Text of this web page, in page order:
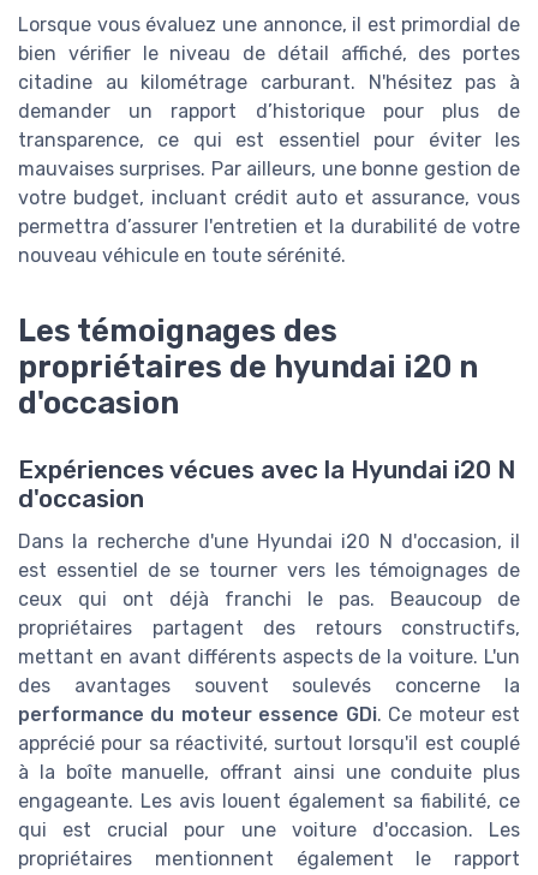
Lorsque vous évaluez une annonce, il est primordial de
bien vérifier le niveau de détail affiché, des portes
citadine au kilométrage carburant. N'hésitez pas à
demander un rapport d’historique pour plus de
transparence, ce qui est essentiel pour éviter les
mauvaises surprises. Par ailleurs, une bonne gestion de
votre budget, incluant crédit auto et assurance, vous
permettra d’assurer l'entretien et la durabilité de votre
nouveau véhicule en toute sérénité.
Les témoignages des
propriétaires de hyundai i20 n
d'occasion
Expériences vécues avec la Hyundai i20 N
d'occasion
Dans la recherche d'une Hyundai i20 N d'occasion, il
est essentiel de se tourner vers les témoignages de
ceux qui ont déjà franchi le pas. Beaucoup de
propriétaires partagent des retours constructifs,
mettant en avant différents aspects de la voiture. L'un
des avantages souvent soulevés concerne la
performance du moteur essence GDi. Ce moteur est
apprécié pour sa réactivité, surtout lorsqu'il est couplé
à la boîte manuelle, offrant ainsi une conduite plus
engageante. Les avis louent également sa fiabilité, ce
qui est crucial pour une voiture d'occasion. Les
propriétaires mentionnent également le rapport